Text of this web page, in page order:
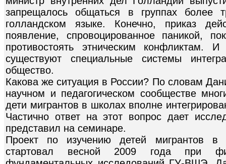
запрещалось общаться в группах более
голландском языке. Конечно, приказ
появление, спровоцированное паникой,
противостоять этническим
существуют специальные системы
общество.
Какова же ситуация в России? По словам
научном и педагогическом сообществе
дети мигрантов в школах вполне
Частично ответ на этот вопрос дает
представил на семинаре.
Проект по изучению детей мигрантов в
стартовал весной 2009 года при